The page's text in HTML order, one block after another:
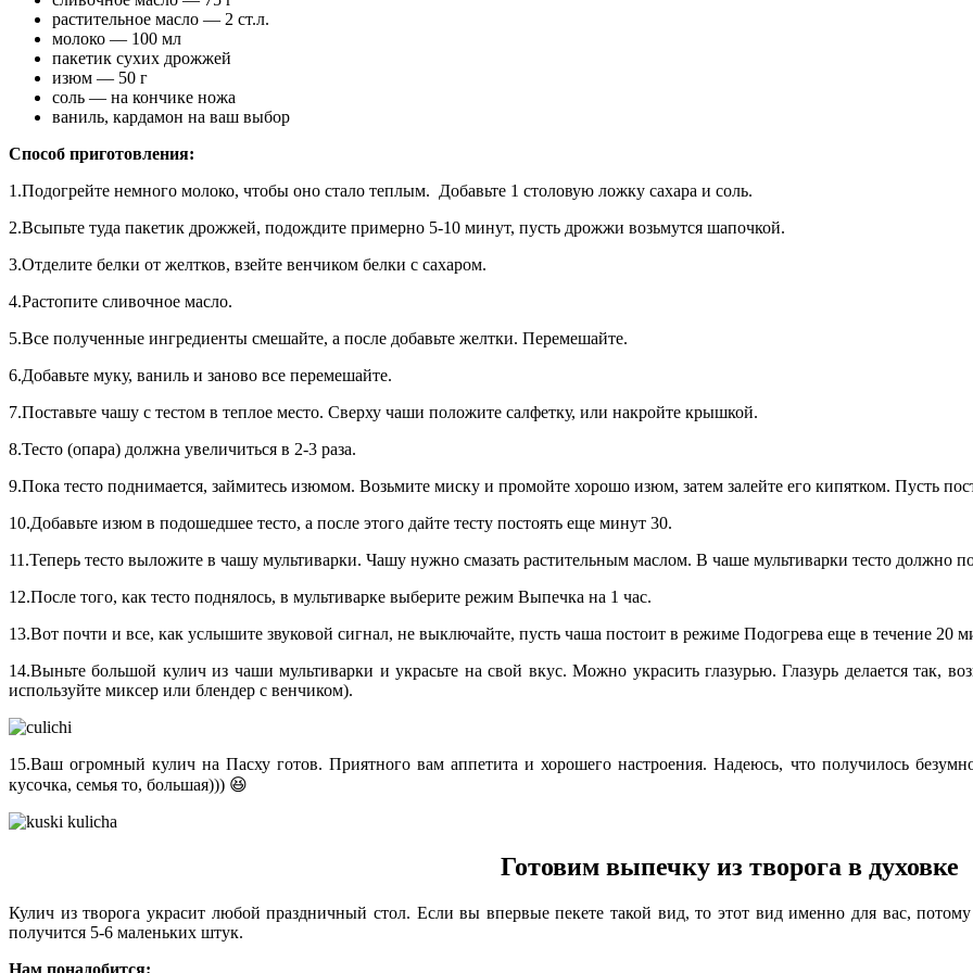
растительное масло — 2 ст.л.
молоко — 100 мл
пакетик сухих дрожжей
изюм — 50 г
соль — на кончике ножа
ваниль, кардамон на ваш выбор
Способ приготовления:
1.Подогрейте немного молоко, чтобы оно стало теплым. Добавьте 1 столовую ложку сахара и соль.
2.Всыпьте туда пакетик дрожжей, подождите примерно 5-10 минут, пусть дрожжи возьмутся шапочкой.
3.Отделите белки от желтков, взейте венчиком белки с сахаром.
4.Растопите сливочное масло.
5.Все полученные ингредиенты смешайте, а после добавьте желтки. Перемешайте.
6.Добавьте муку, ваниль и заново все перемешайте.
7.Поставьте чашу с тестом в теплое место. Сверху чаши положите салфетку, или накройте крышкой.
8.Тесто (опара) должна увеличиться в 2-3 раза.
9.Пока тесто поднимается, займитесь изюмом. Возьмите миску и промойте хорошо изюм, затем залейте его кипятком. Пусть
10.Добавьте изюм в подошедшее тесто, а после этого дайте тесту постоять еще минут 30.
11.Теперь тесто выложите в чашу мультиварки. Чашу нужно смазать растительным маслом. В чаше мультиварки тесто должно
12.После того, как тесто поднялось, в мультиварке выберите режим Выпечка на 1 час.
13.Вот почти и все, как услышите звуковой сигнал, не выключайте, пусть чаша постоит в режиме Подогрева еще в течение 20
14.Выньте большой кулич из чаши мультиварки и украсьте на свой вкус. Можно украсить глазурью. Глазурь делается так,
используйте миксер или блендер с венчиком).
15.Ваш огромный кулич на Пасху готов. Приятного вам аппетита и хорошего настроения. Надеюсь, что получилось
кусочка, семья то, большая))) 😆
Готовим выпечку из творога в духовке
Кулич из творога украсит любой праздничный стол. Если вы впервые пекете такой вид, то этот вид именно для вас,
получится 5-6 маленьких штук.